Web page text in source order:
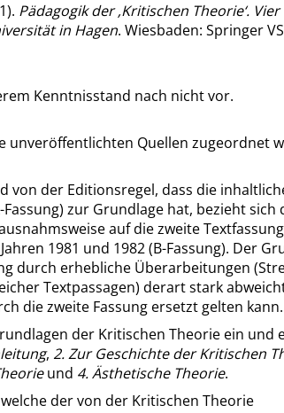
Pädagogik der‚Kritischen Theorie‘. Vier
in Hagen. Wiesbaden: Springer
Kenntnisstand nach nicht vor.
unveröffentlichten Quellen zugeordnet
von der Editionsregel, dass die
zur Grundlage hat, bezieht sich
auf die zweite
1981 und 1982 (B-Fassung). Der
durch erhebliche Überarbeitungen
Textpassagen) derart stark
die zweite Fassung ersetzt gelten kann.
der Kritischen Theorie ein und
, 2. Zur Geschichte der Kritischen
und 4. Ästhetische Theorie.
der von der Kritischen Theorie